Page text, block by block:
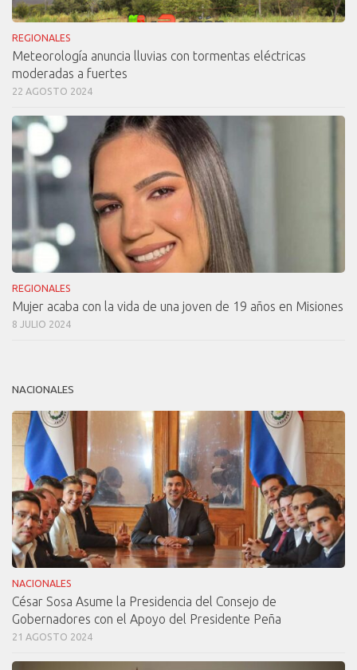
REGIONALES
Meteorología anuncia lluvias con tormentas eléctricas
moderadas a fuertes
22 AGOSTO 2024
REGIONALES
Mujer acaba con la vida de una joven de 19 años en Misiones
8 JULIO 2024
NACIONALES
NACIONALES
César Sosa Asume la Presidencia del Consejo de
Gobernadores con el Apoyo del Presidente Peña
21 AGOSTO 2024